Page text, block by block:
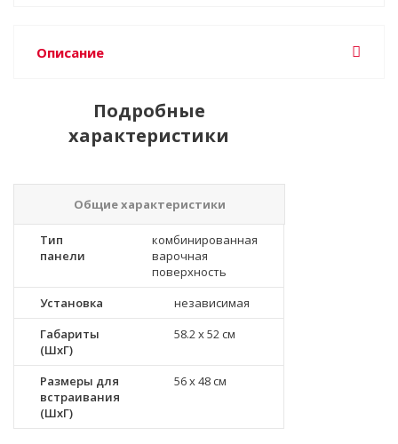
Описание
Подробные
характеристики
Общие характеристики
Тип
панели
комбинированная
варочная
поверхность
Установка
независимая
Габариты
(ШхГ)
58.2 x 52 см
Размеры для
встраивания
(ШхГ)
56 x 48 см